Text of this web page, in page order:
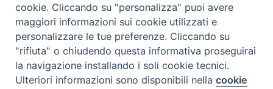
Segnali
amo
due
iniziativ
Preferenze Cookie
cookie. Cliccando su "personalizza" puoi avere
maggiori informazioni sui cookie utilizzati e
personalizzare le tue preferenze. Cliccando su
"rifiuta" o chiudendo questa informativa proseguirai
la navigazione installando i soli cookie tecnici.
Ulteriori informazioni sono disponibili nellacookie